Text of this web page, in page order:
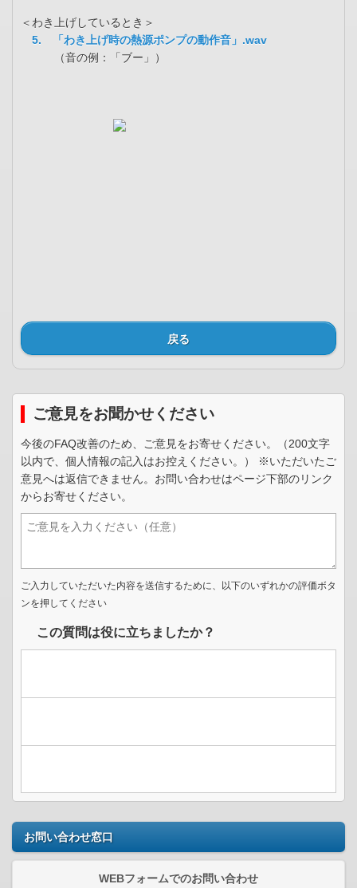
＜わき上げしているとき＞
5. 「わき上げ時の熱源ポンプの動作音」.wav
（音の例：「ブー」）
戻る
ご意見をお聞かせください
今後のFAQ改善のため、ご意見をお寄せください。（200文字
以内で、個人情報の記入はお控えください。） ※いただいたご
意見へは返信できません。お問い合わせはページ下部のリンク
からお寄せください。
ご入力していただいた内容を送信するために、以下のいずれかの評価ボタ
ンを押してください
この質問は役に立ちましたか？
お問い合わせ窓口
WEBフォームでのお問い合わせ